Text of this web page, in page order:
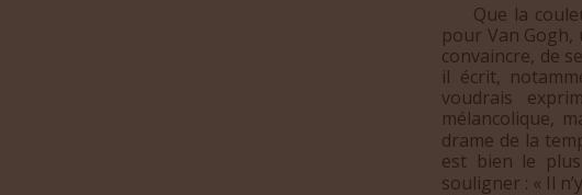
Que la
pour Van
convaincre, de
il écrit,
voudrais
mélancolique,
drame de la
est bien le
souligner : « Il